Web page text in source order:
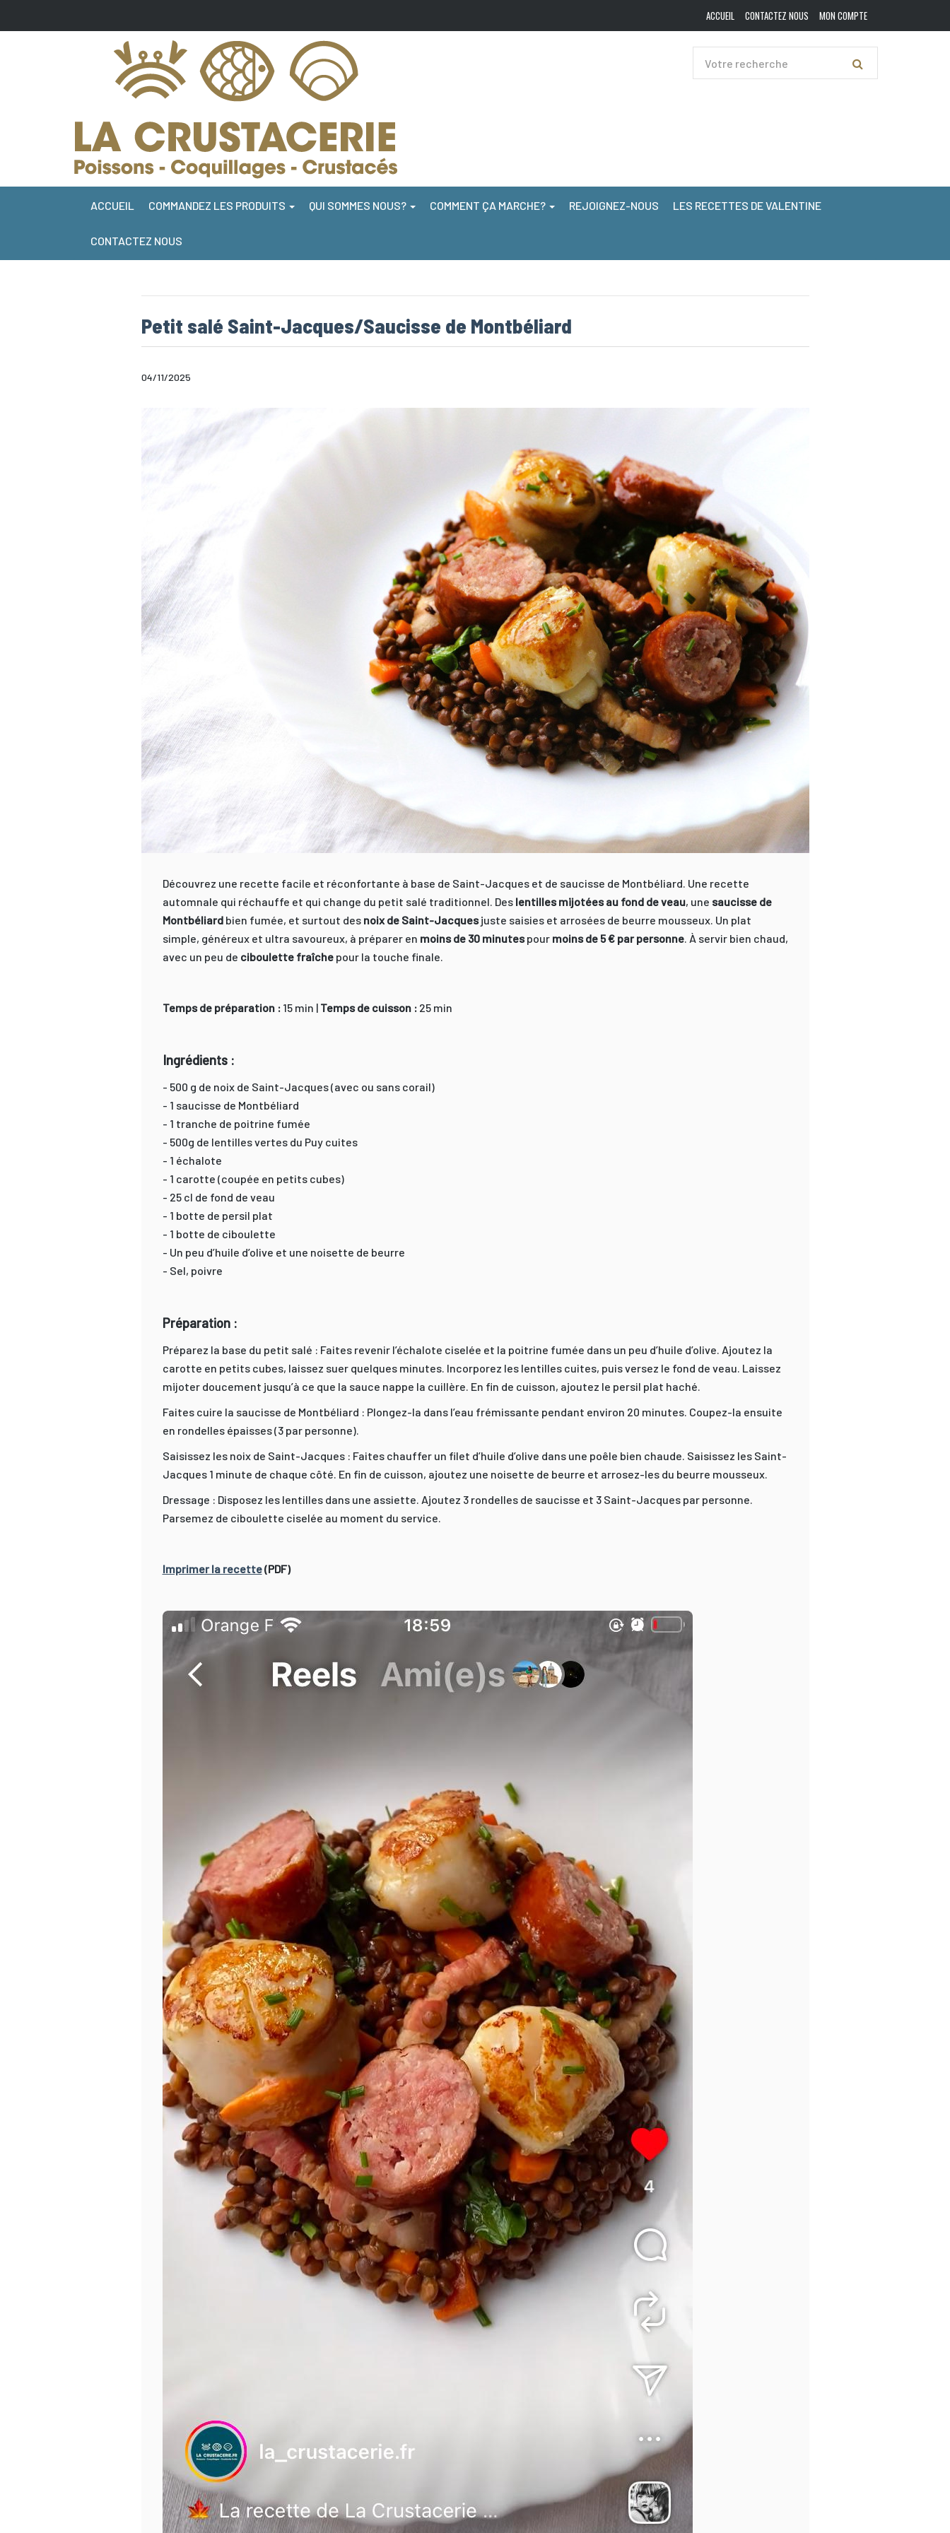
ACCUEIL CONTACTEZ NOUS MON COMPTE
ACCUEIL COMMANDEZ LES PRODUITS QUI SOMMES NOUS? COMMENT ÇA MARCHE? REJOIGNEZ-NOUS LES RECETTES DE VALENTINE
CONTACTEZ NOUS
Petit salé Saint-Jacques/Saucisse de Montbéliard
04/11/2025
Découvrez une recette facile et réconfortante à base de Saint-Jacques et de saucisse de Montbéliard. Une recette
automnale qui réchauffe et qui change du petit salé traditionnel. Des lentilles mijotées au fond de veau, une saucisse de
Montbéliardbien fumée, et surtout des noix de Saint-Jacquesjuste saisies et arrosées de beurre mousseux. Un plat
simple, généreux et ultra savoureux, à préparer en moins de 30 minutespour moins de 5 € par personne. À servir bien chaud,
avec un peu de ciboulette fraîchepour la touche finale.
Temps de préparation :15 min | Temps de cuisson :25 min
Ingrédients :
- 500 g de noix de Saint-Jacques (avec ou sans corail)
- 1 saucisse de Montbéliard
- 1 tranche de poitrine fumée
- 500g de lentilles vertes du Puy cuites
- 1 échalote
- 1 carotte (coupée en petits cubes)
- 25 cl de fond de veau
- 1 botte de persil plat
- 1 botte de ciboulette
- Un peu d’huile d’olive et une noisette de beurre
- Sel, poivre
Préparation :
Préparez la base du petit salé : Faites revenir l’échalote ciselée et la poitrine fumée dans un peu d’huile d’olive. Ajoutez la
carotte en petits cubes, laissez suer quelques minutes. Incorporez les lentilles cuites, puis versez le fond de veau. Laissez
mijoter doucement jusqu’à ce que la sauce nappe la cuillère. En fin de cuisson, ajoutez le persil plat haché.
Faites cuire la saucisse de Montbéliard : Plongez-la dans l’eau frémissante pendant environ 20 minutes. Coupez-la ensuite
en rondelles épaisses (3 par personne).
Saisissez les noix de Saint-Jacques : Faites chauffer un filet d’huile d’olive dans une poêle bien chaude. Saisissez les Saint-
Jacques 1 minute de chaque côté. En fin de cuisson, ajoutez une noisette de beurre et arrosez-les du beurre mousseux.
Dressage : Disposez les lentilles dans une assiette. Ajoutez 3 rondelles de saucisse et 3 Saint-Jacques par personne.
Parsemez de ciboulette ciselée au moment du service.
Imprimer la recette(PDF)